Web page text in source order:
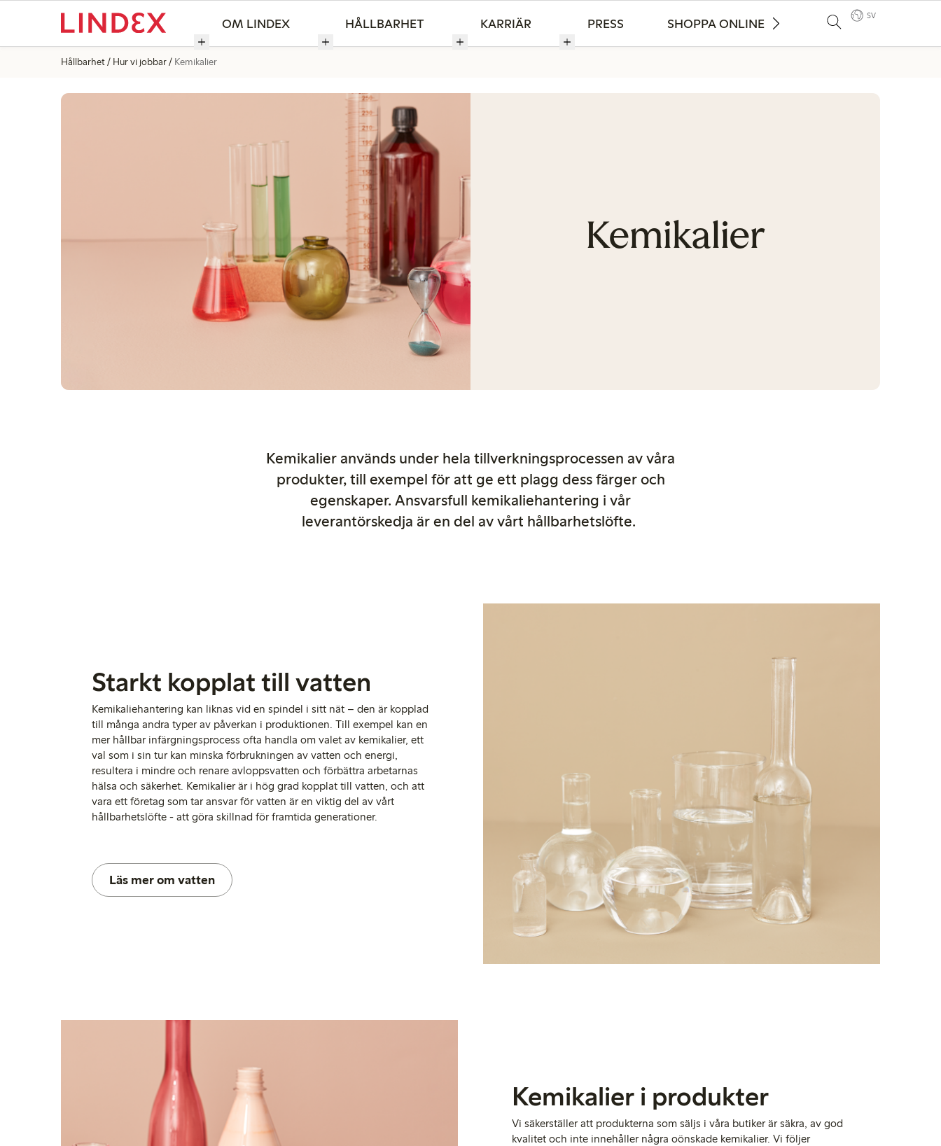
OM LINDEX HÅLLBARHET KARRIÄR PRESS SHOPPA ONLINE
SV
Hållbarhet Hur vi jobbar Kemikalier
Kemikalier
Kemikalier används under hela tillverkningsprocessen av våra
produkter, till exempel för att ge ett plagg dess färger och
egenskaper. Ansvarsfull kemikaliehantering i vår
leverantörskedja är en del av vårt hållbarhetslöfte.
Starkt kopplat till vatten
Kemikaliehantering kan liknas vid en spindel i sitt nät – den är kopplad
till många andra typer av påverkan i produktionen. Till exempel kan en
mer hållbar infärgningsprocess ofta handla om valet av kemikalier, ett
val som i sin tur kan minska förbrukningen av vatten och energi,
resultera i mindre och renare avloppsvatten och förbättra arbetarnas
hälsa och säkerhet. Kemikalier är i hög grad kopplat till vatten, och att
vara ett företag som tar ansvar för vatten är en viktig del av vårt
hållbarhetslöfte - att göra skillnad för framtida generationer.
Läs mer om vatten
Kemikalier i produkter
Vi säkerställer att produkterna som säljs i våra butiker är säkra, av god
kvalitet och inte innehåller några oönskade kemikalier. Vi följer